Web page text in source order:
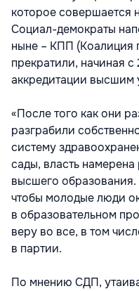
которое совершается
Социал-демократы
ныне – КПП (Коалиция
прекратили, начиная
аккредитации высшим
«После того как они
разграбили
систему
сады, власть
высшего образования.
чтобы молодые люди
в образовательном
веру во все, в том
в партии.
По мнению СДП,